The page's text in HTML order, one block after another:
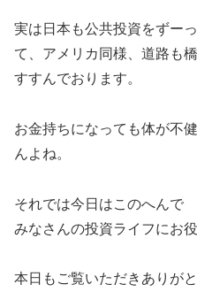
実は日本も公共投資をずー
て、アメリカ同様、道路も
すすんでおります。
お金持ちになっても体が不
んよね。
それでは今日はこのへんで
みなさんの投資ライフにお
本日もご覧いただきありが